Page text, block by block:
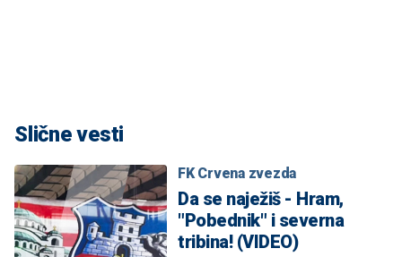
Slične vesti
FK Crvena zvezda
Da se naježiš - Hram,
"Pobednik" i severna
tribina! (VIDEO)